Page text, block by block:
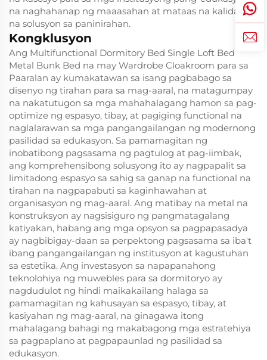
na naghahanap ng maaasahan at mataas na kalidad
na solusyon sa paninirahan.
Kongklusyon
Ang Multifunctional Dormitory Bed Single Loft Bed
Metal Bunk Bed na may Wardrobe Cloakroom para sa
Paaralan ay kumakatawan sa isang pagbabago sa
disenyo ng tirahan para sa mag-aaral, na matagumpay
na nakatutugon sa mga mahahalagang hamon sa pag-
optimize ng espasyo, tibay, at pagiging functional na
naglalarawan sa mga pangangailangan ng modernong
pasilidad sa edukasyon. Sa pamamagitan ng
inobatibong pagsasama ng pagtulog at pag-iimbak,
ang komprehensibong solusyong ito ay nagpapalit sa
limitadong espasyo sa sahig sa ganap na functional na
tirahan na nagpapabuti sa kaginhawahan at
organisasyon ng mag-aaral. Ang matibay na metal na
konstruksyon ay nagsisiguro ng pangmatagalang
katiyakan, habang ang mga opsyon sa pagpapasadya
ay nagbibigay-daan sa perpektong pagsasama sa iba't
ibang pangangailangan ng institusyon at kagustuhan
sa estetika. Ang investasyon sa napapanahong
teknolohiya ng muwebles para sa dormitoryo ay
nagdudulot ng hindi maikakailang halaga sa
pamamagitan ng kahusayan sa espasyo, tibay, at
kasiyahan ng mag-aaral, na ginagawa itong
mahalagang bahagi ng makabagong mga estratehiya
sa pagpaplano at pagpapaunlad ng pasilidad sa
edukasyon.